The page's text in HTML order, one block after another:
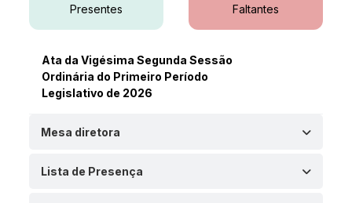
Presentes Faltantes
Ata da Vigésima Segunda Sessão
Ordinária do Primeiro Período
Legislativo de 2026
Mesa diretora
Lista de Presença